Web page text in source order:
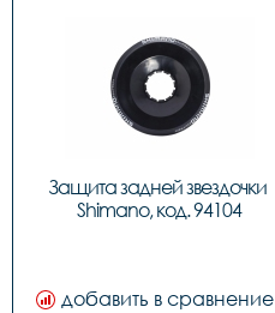
Защита задней звездочки
Shimano, код. 94104
добавить в сравнение